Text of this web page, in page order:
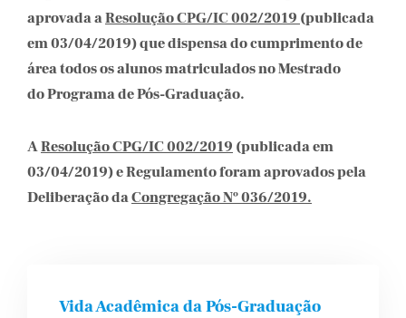
aprovada aResolução CPG/IC 002/2019 (publicada
em 03/04/2019) que dispensa do cumprimento de
área todos os alunos matriculados no Mestrado
do Programa de Pós-Graduação.
AResolução CPG/IC 002/2019 (publicada em
03/04/2019) e Regulamento foram aprovados pela
Deliberação daCongregação Nº 036/2019.
Vida Acadêmica da Pós-Graduação